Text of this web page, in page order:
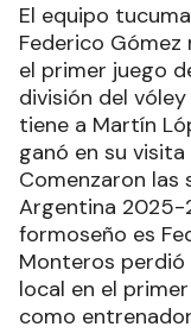
El equipo
Federico Gómez
el primer juego
división del
tiene a Martín
ganó en su
Comenzaron las
Argentina 2025-
formoseño es
Monteros perdió
local en el
como